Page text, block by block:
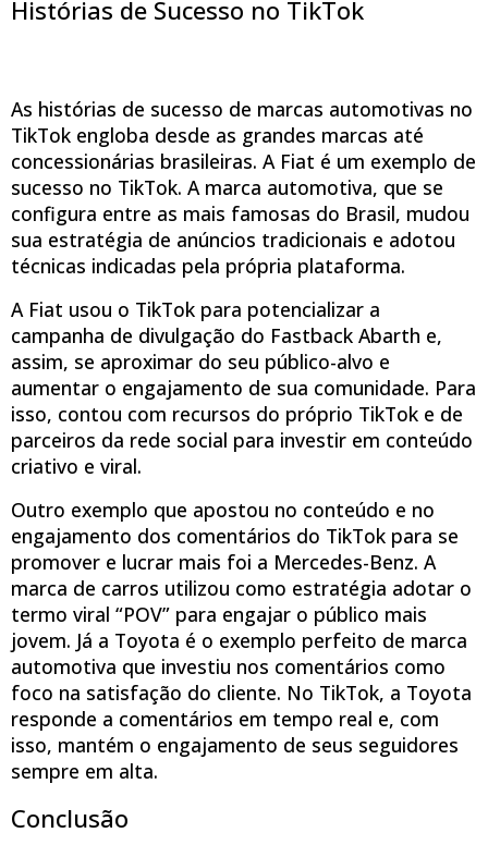
Histórias de Sucesso no TikTok
As histórias de sucesso de marcas automotivas no
TikTok engloba desde as grandes marcas até
concessionárias brasileiras. A Fiat é um exemplo de
sucesso no TikTok. A marca automotiva, que se
configura entre as mais famosas do Brasil, mudou
sua estratégia de anúncios tradicionais e adotou
técnicas indicadas pela própria plataforma.
A Fiat usou o TikTok para potencializar a
campanha de divulgação do Fastback Abarth e,
assim, se aproximar do seu público-alvo e
aumentar o engajamento de sua comunidade. Para
isso, contou com recursos do próprio TikTok e de
parceiros da rede social para investir em conteúdo
criativo e viral.
Outro exemplo que apostou no conteúdo e no
engajamento dos comentários do TikTok para se
promover e lucrar mais foi a Mercedes-Benz. A
marca de carros utilizou como estratégia adotar o
termo viral “POV” para engajar o público mais
jovem. Já a Toyota é o exemplo perfeito de marca
automotiva que investiu nos comentários como
foco na satisfação do cliente. No TikTok, a Toyota
responde a comentários em tempo real e, com
isso, mantém o engajamento de seus seguidores
sempre em alta.
Conclusão